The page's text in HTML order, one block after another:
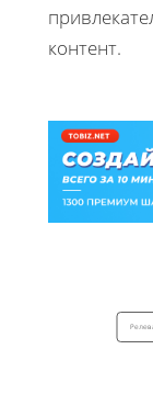
контент.